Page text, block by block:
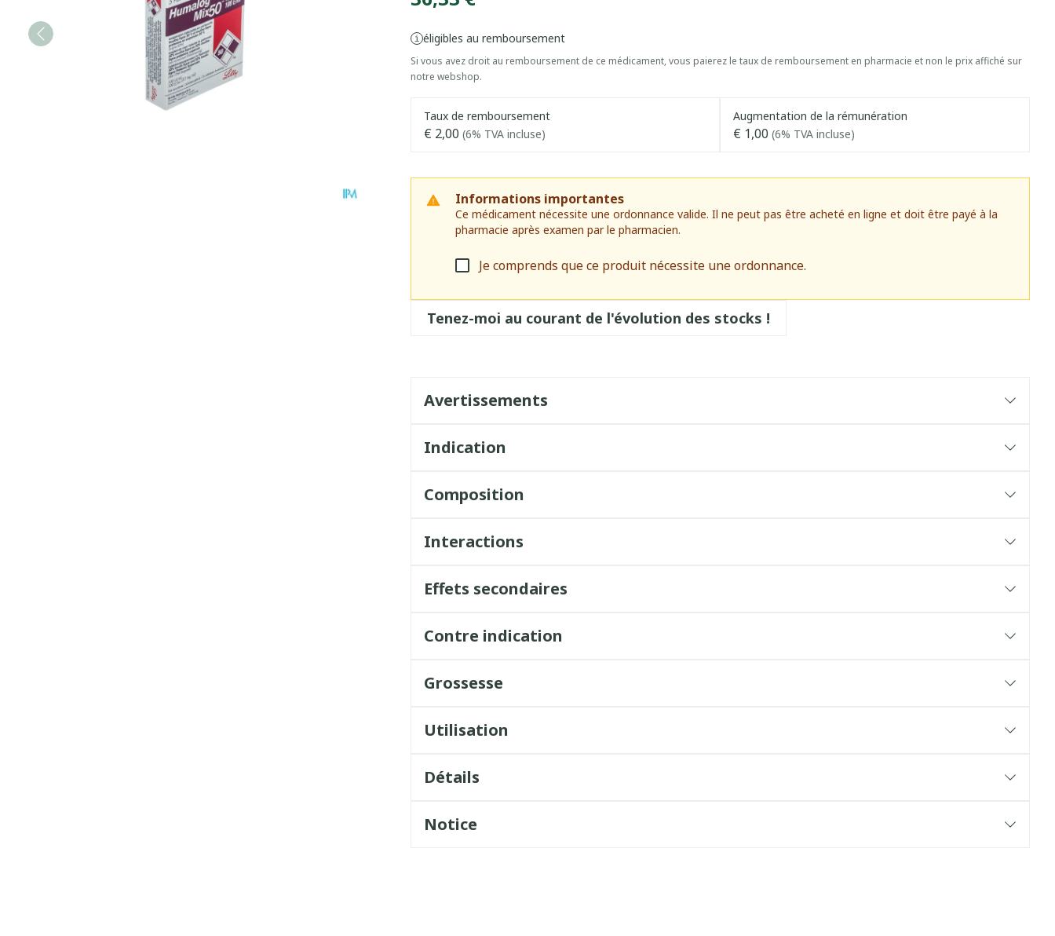
éligibles au remboursement
Si vous avez droit au remboursement de ce médicament, vous paierez le taux de remboursement en pharmacie et non le prix affiché sur
notre webshop.
Taux de remboursement
€ 2,00 (6% TVA incluse)
Augmentation de la rémunération
€ 1,00 (6% TVA incluse)
Informations importantes
Ce médicament nécessite une ordonnance valide. Il ne peut pas être acheté en ligne et doit être payé à la
pharmacie après examen par le pharmacien.
Je comprends que ce produit nécessite une ordonnance.
Tenez-moi au courant de l'évolution des stocks !
Avertissements
Indication
Composition
Interactions
Effets secondaires
Contre indication
Grossesse
Utilisation
Détails
Notice